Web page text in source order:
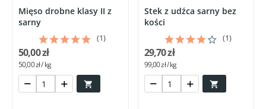
Mięso drobne klasy II z
sarny
(1)

50,00 zł
50,00 zł / kg
Stek z udźca sarny bez
kości
(1)

29,70 zł
99,00 zł / kg